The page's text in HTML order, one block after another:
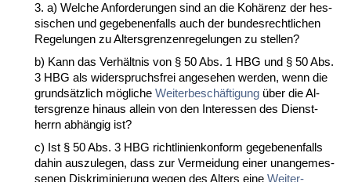
3. a) Wel­che An­for­de­run­gen sind an die Kohärenz der hes­
si­schen und ge­ge­be­nen­falls auch der bun­des­recht­li­chen
Re­ge­lun­gen zu Al­ters­gren­zen­re­ge­lun­gen zu stel­len?
b) Kann das Verhält­nis von § 50 Abs. 1 HBG und § 50 Abs.
3 HBG als wi­der­spruchs­frei an­ge­se­hen wer­den, wenn die
grundsätz­lich mögli­che Wei­ter­beschäfti­gung über die Al­
ters­gren­ze hin­aus al­lein von den In­ter­es­sen des Dienst­
herrn abhängig ist?
c) Ist § 50 Abs. 3 HBG richt­li­ni­en­kon­form ge­ge­be­nen­falls
da­hin aus­zu­le­gen, dass zur Ver­mei­dung ei­ner un­an­ge­mes­
se­nen Dis­kri­mi­nie­rung we­gen des Al­ters ei­ne Wei­ter­